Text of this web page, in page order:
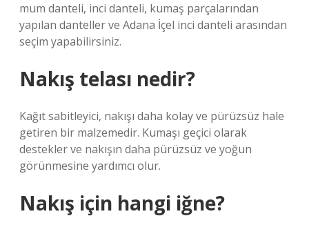
mum danteli, inci danteli, kumaş parçalarından
yapılan danteller ve Adana İçel inci danteli arasından
seçim yapabilirsiniz.
Nakış telası nedir?
Kağıt sabitleyici, nakışı daha kolay ve pürüzsüz hale
getiren bir malzemedir. Kumaşı geçici olarak
destekler ve nakışın daha pürüzsüz ve yoğun
görünmesine yardımcı olur.
Nakış için hangi iğne?